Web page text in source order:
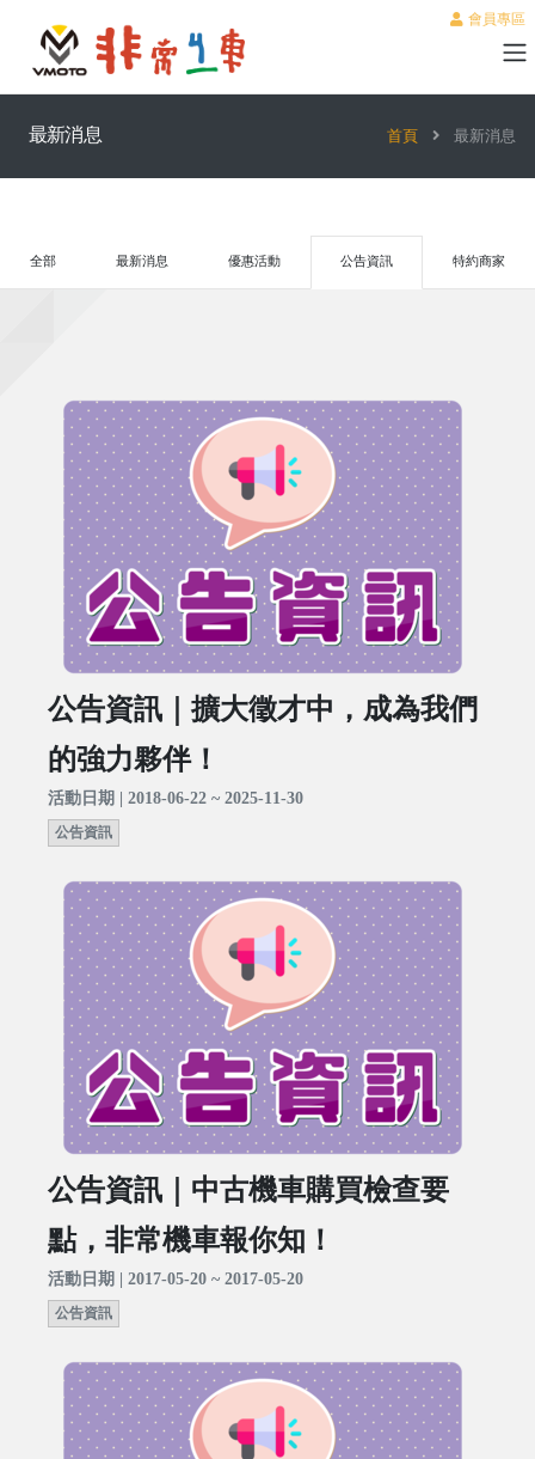
會員專區
最新消息 首頁 最新消息
全部 最新消息 優惠活動 公告資訊 特約商家
公告資訊｜擴大徵才中，成為我們
的強力夥伴！
活動日期 | 2018-06-22 ~ 2025-11-30
公告資訊
公告資訊｜中古機車購買檢查要
點，非常機車報你知！
活動日期 | 2017-05-20 ~ 2017-05-20
公告資訊